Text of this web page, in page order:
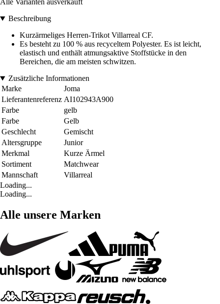
Alle Varianten ausverkauft
Beschreibung
Kurzärmeliges Herren-Trikot Villarreal CF.
Es besteht zu 100 % aus recyceltem Polyester. Es ist leicht,
elastisch und enthält atmungsaktive Stoffstücke in den
Bereichen, die am meisten schwitzen.
Zusätzliche Informationen
Marke
Joma
Lieferantenreferenz AI102943A900
Farbe
gelb
Farbe
Gelb
Geschlecht
Gemischt
Altersgruppe
Junior
Merkmal
Kurze Ärmel
Sortiment
Matchwear
Mannschaft
Villarreal
Loading...
Loading...
Alle unsere Marken